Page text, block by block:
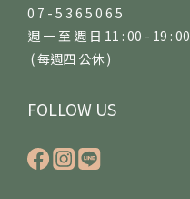
0 7 - 5 3 6 5 0 6 5
週 一 至 週 日 11 : 00 - 19 : 00
( 每週四 公休 )
FOLLOW US